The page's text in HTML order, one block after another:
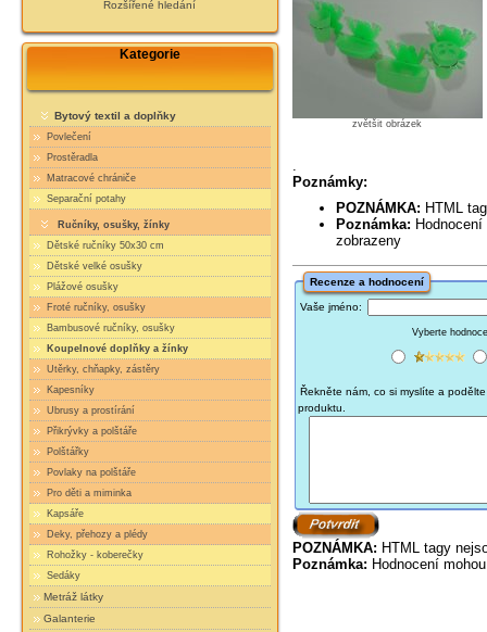
Rozšířené hledání
Kategorie
Bytový textil a doplňky
Povlečení
Prostěradla
Matracové chrániče
Separační potahy
Ručníky, osušky, žínky
Dětské ručníky 50x30 cm
Dětské velké osušky
Plážové osušky
Froté ručníky, osušky
Bambusové ručníky, osušky
Koupelnové doplňky a žínky
Utěrky, chňapky, zástěry
Kapesníky
Ubrusy a prostírání
Přikrývky a polštáře
Polštářky
Povlaky na polštáře
Pro děti a miminka
Kapsáře
Deky, přehozy a plédy
Rohožky - koberečky
Sedáky
Metráž látky
Galanterie
zvětšit obrázek
.
Poznámky:
POZNÁMKA: HTML
Poznámka:
zobrazeny
Recenze a hodnocení
Vaše jméno:
Vyberte
Řekněte nám, co si myslíte a
produktu.
POZNÁMKA: HTML tagy
Poznámka: Hodnocení